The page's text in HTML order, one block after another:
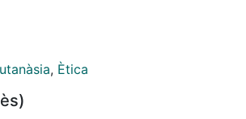
Llevaba una serie inmaculada de
más importante, el de su pelea por
peso welter.
, Ètica